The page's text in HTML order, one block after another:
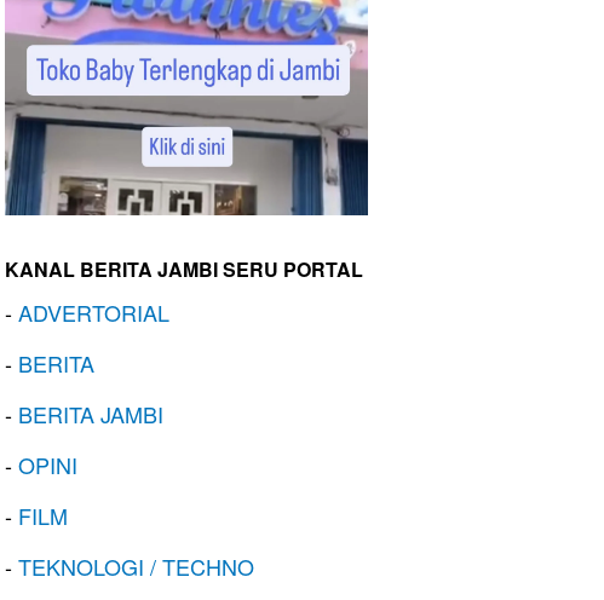
KANAL BERITA JAMBI SERU PORTAL
-ADVERTORIAL
- BERITA
- BERITA JAMBI
-OPINI
- FILM
-TEKNOLOGI / TECHNO